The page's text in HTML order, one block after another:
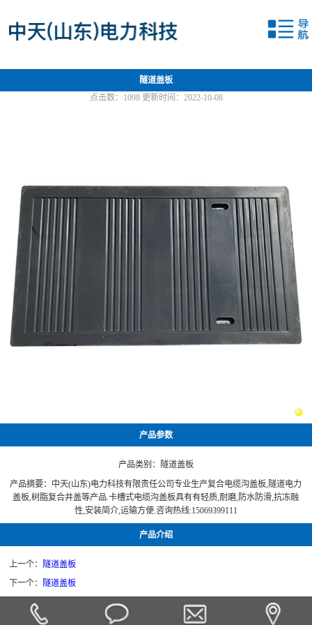
隧道盖板
点击数：
1098更新时间：2022-10-08
产品参数
产品类别：
隧道盖板
产品摘要：中天(山东)电力科技有限责任公司专业生产复合电缆沟盖板,隧道电力
盖板,树脂复合井盖等产品.卡槽式电缆沟盖板具有有轻质,耐磨,防水防滑,抗冻融
性,安装简介,运输方便.咨询热线:15069399111
产品介绍
上一个：
隧道盖板
下一个：
隧道盖板
联系我们